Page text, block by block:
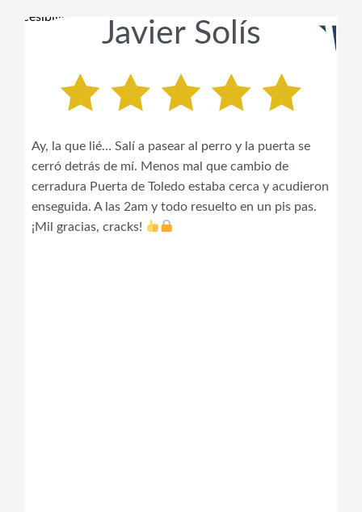
Javier Solís
Ay, la que lié… Salí a pasear al perro y la puerta se
cerró detrás de mí. Menos mal que cambio de
cerradura Puerta de Toledo estaba cerca y acudieron
enseguida. A las 2am y todo resuelto en un pis pas.
¡Mil gracias, cracks!